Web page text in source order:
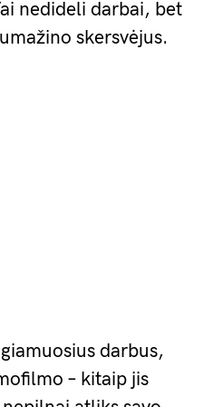
nedideli darbai, bet
skersvėjus.
darbus,
– kitaip jis